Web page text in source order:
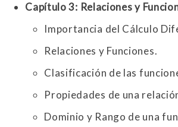
Capítulo 3: Relaciones y
Importancia del Cálculo
Relaciones y Funciones.
Clasificación de las
Propiedades de una
Dominio y Rango de una